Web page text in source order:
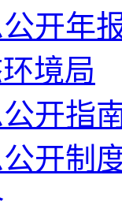
开年
境局
开指
开制